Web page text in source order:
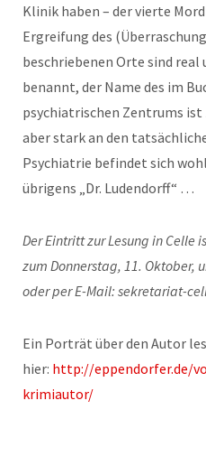
Klinik haben – der vierte
Ergreifung des
beschriebenen Orte sind real
benannt, der Name des im
psychiatrischen Zentrums
aber stark an den
Psychiatrie befindet sich
übrigens „Dr. Ludendorff“ …
Der Eintritt zur Lesung in Celle
zum Donnerstag, 11. Oktober,
oder per E-Mail: sekretariat-
Ein Porträt über den Autor
hier: http://eppendorfer.de/
krimiautor/